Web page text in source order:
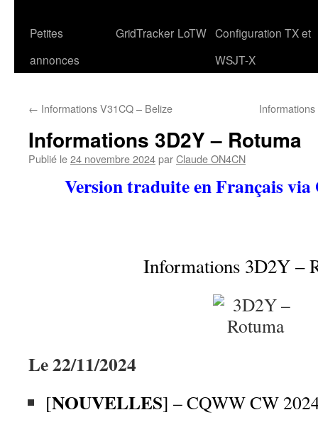
Petites
annonces
GridTracker LoTW Configuration TX et
WSJT-X
← Informations V31CQ – Belize
Informations 3D2Y – Rotuma
Publié le24 novembre 2024parClaude ON4CN
Version traduite en Français via
Informations 3D2Y –
Le 22/11/2024
[NOUVELLES] – CQWW CW